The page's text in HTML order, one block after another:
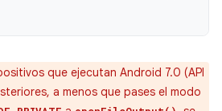
que ejecutan Android 7.0 (API
a menos que pases el modo